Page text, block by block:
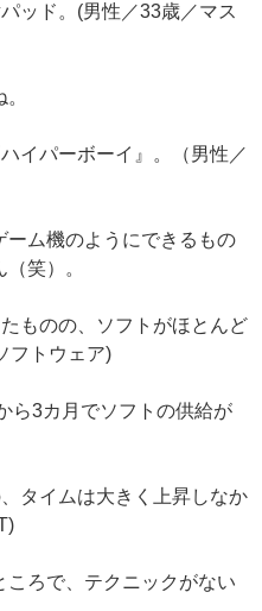
ッド。(男性／33歳／マス
イパーボーイ』。（男性／
ーム機のようにできるもの
笑）。
ものの、ソフトがほとんど
フトウェア)
ら3カ月でソフトの供給が
タイムは大きく上昇しなか
ろで、テクニックがない